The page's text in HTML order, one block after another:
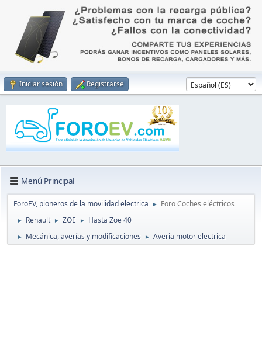
Iniciar sesión Registrarse
Menú Principal
ForoEV, pioneros de la movilidad electrica ► Foro Coches eléctricos
► Renault ► ZOE ► Hasta Zoe 40
► Mecánica, averías y modificaciones ► Averia motor electrica